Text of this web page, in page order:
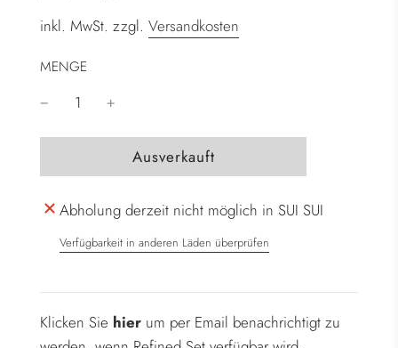
inkl. MwSt. zzgl. Versandkosten
MENGE
W
i
r
d
g
d
Ausverkauft
Abholung derzeit nicht möglich in SUI SUI
Verfügbarkeit in anderen Läden überprüfen
Klicken Sie hier um per Email benachrichtigt zu